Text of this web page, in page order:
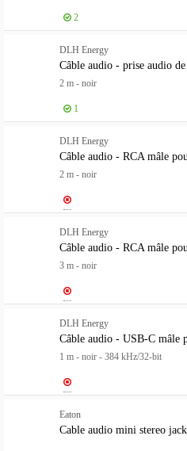
2
DLH Energy
2 m - noir
1
DLH Energy
Câble audio - RCA mâle
2 m - noir
DLH Energy
Câble audio - RCA mâle
3 m - noir
DLH Energy
1 m - noir - 384 kHz/32-bit
Eaton